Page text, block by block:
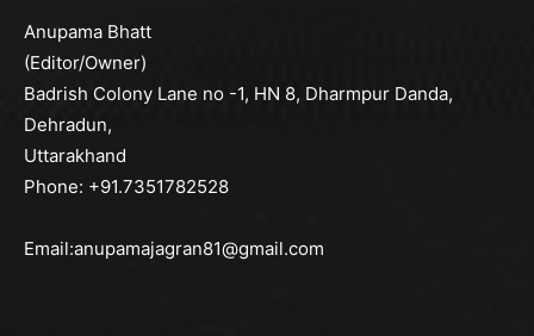
Anupama Bhatt
(Editor/Owner)
Badrish Colony Lane no -1, HN 8, Dharmpur Danda,
Dehradun,
Uttarakhand
Phone: +91.7351782528
Email:anupamajagran81@gmail.com